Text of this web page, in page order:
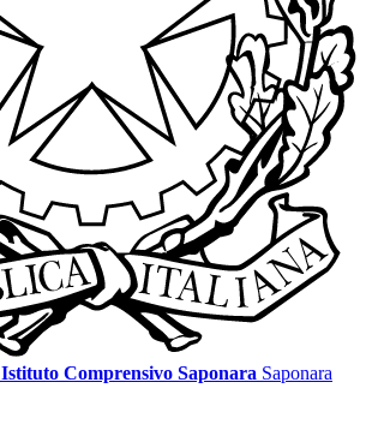
Istituto Comprensivo Saponara Saponara